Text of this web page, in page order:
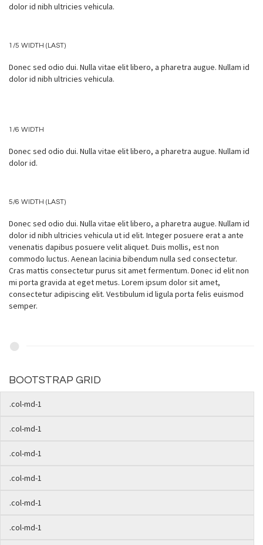
dolor id nibh ultricies vehicula.
1/5 WIDTH (LAST)
Donec sed odio dui. Nulla vitae elit libero, a pharetra augue. Nullam id
dolor id nibh ultricies vehicula.
1/6 WIDTH
Donec sed odio dui. Nulla vitae elit libero, a pharetra augue. Nullam id
dolor id.
5/6 WIDTH (LAST)
Donec sed odio dui. Nulla vitae elit libero, a pharetra augue. Nullam id
dolor id nibh ultricies vehicula ut id elit. Integer posuere erat a ante
venenatis dapibus posuere velit aliquet. Duis mollis, est non
commodo luctus. Aenean lacinia bibendum nulla sed consectetur.
Cras mattis consectetur purus sit amet fermentum. Donec id elit non
mi porta gravida at eget metus. Lorem ipsum dolor sit amet,
consectetur adipiscing elit. Vestibulum id ligula porta felis euismod
semper.
BOOTSTRAP GRID
.col-md-1
.col-md-1
.col-md-1
.col-md-1
.col-md-1
.col-md-1